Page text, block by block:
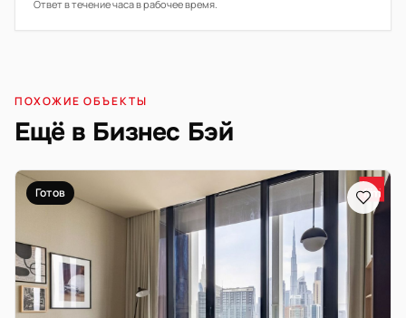
Ответ в течение часа в рабочее время.
ПОХОЖИЕ ОБЪЕКТЫ
Ещё в Бизнес Бэй
Готов